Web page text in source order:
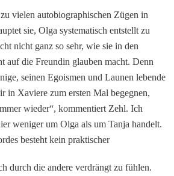
vie­len autobiographischen Zü­gen in
sie, Olga systematisch entstellt zu
nicht ganz so sehr, wie sie in den
auf die Freundin glauben macht. Denn
seinen Egoismen und Launen le­bende
in Xaviere zum ersten Mal begegnen,
wieder“, kom­mentiert Zehl. Ich
weniger um Olga als um Tanja handelt.
besteht kein praktischer
durch die andere verdrängt zu fühlen.